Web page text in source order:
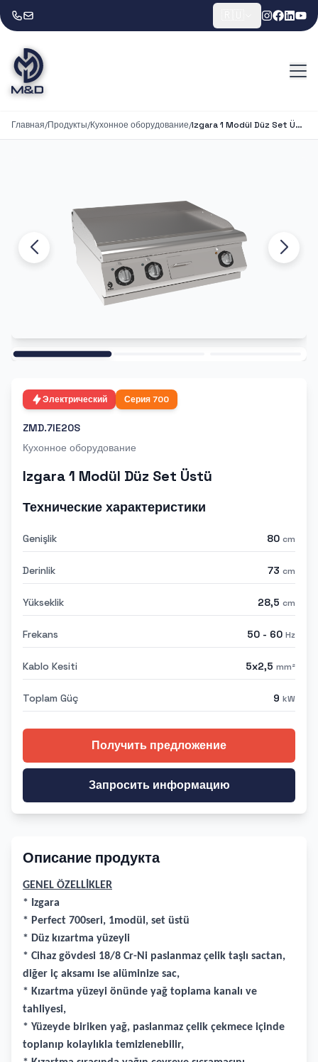
Главная/Продукты/Кухонное оборудование/ Izgara 1 Modül Düz Set Üstü
Электрический Серия700
ZMD.7IE20S
Кухонное оборудование
Izgara 1 Modül Düz Set Üstü
Технические характеристики
Genişlik 80 cm
Derinlik 73 cm
Yükseklik 28,5 cm
Frekans 50 - 60 Hz
Kablo Kesiti 5x2,5 mm²
Toplam Güç 9 kW
Получить предложение
Запросить информацию
Описание продукта
GENEL ÖZELLİKLER
* Izgara
* Perfect 700seri, 1modül, set üstü
* Düz kızartma yüzeyli
* Cihaz gövdesi 18/8 Cr-Ni paslanmaz çelik taşlı sactan,
diğer iç aksamı ise alüminize sac,
* Kızartma yüzeyi önünde yağ toplama kanalı ve
tahliyesi,
* Yüzeyde biriken yağ, paslanmaz çelik çekmece içinde
toplanıp kolaylıkla temizlenebilir,